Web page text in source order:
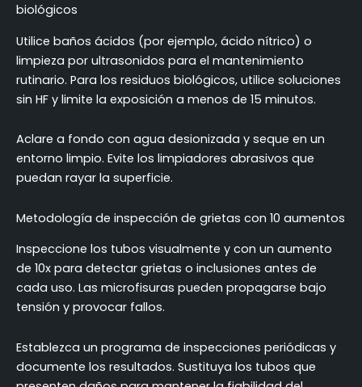
biológicos
Utilice baños ácidos (por ejemplo, ácido nítrico) o
limpieza por ultrasonidos para el mantenimiento
rutinario. Para los residuos biológicos, utilice soluciones
sin HF y limite la exposición a menos de 15 minutos.
Aclare a fondo con agua desionizada y seque en un
entorno limpio. Evite los limpiadores abrasivos que
puedan rayar la superficie.
Metodología de inspección de grietas con 10 aumentos
Inspeccione los tubos visualmente y con un aumento
de 10x para detectar grietas o inclusiones antes de
cada uso. Las microfisuras pueden propagarse bajo
tensión y provocar fallos.
Establezca un programa de inspecciones periódicas y
documente los resultados. Sustituya los tubos que